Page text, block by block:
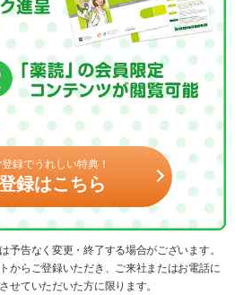
録でうれしい特典！
録はこちら
告なく変更・終了する場合がございます。
からご登録いただき、ご来社またはお電話に
せていただいた方に限ります。